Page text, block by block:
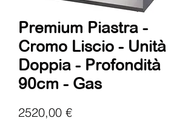
Premium Piastra -
Cromo Liscio - Unità
Doppia - Profondità
90cm - Gas
2520,00 €Precio